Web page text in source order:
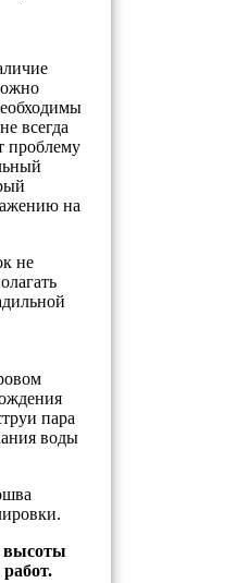
всегда
проблему
на
не
пара
воды
высоты